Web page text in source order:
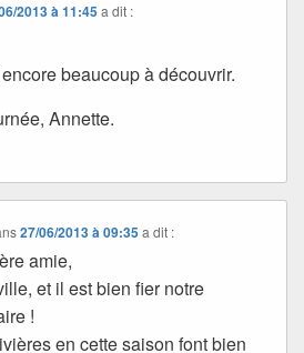
2013 à 11:45a dit :
beaucoup à découvrir.
Annette.
27/06/2013 à 09:35 a dit :
amie,
et il est bien fier notre
!
en cette saison font bien